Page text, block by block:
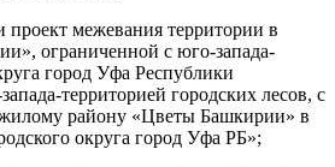
межевания территории в
ограниченной с юго-запада-
город Уфа Республики
территорией городских лесов, с
жилому району «Цветы Башкирии» в
округа город Уфа РБ»;